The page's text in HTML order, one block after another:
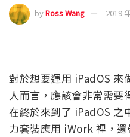
byRoss Wang 2019
對於想要運用 iPadOS 來
人而言，應該會非常需要
在終於來到了 iPadOS 之
力套裝應用 iWork 裡，